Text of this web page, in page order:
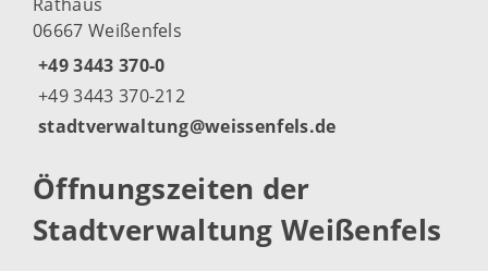
06667 Weißenfels
+49 3443 370-0
+49 3443 370-212
stadtverwaltung@weissenfels.de
Öffnungszeiten der
Stadtverwaltung Weißenfels